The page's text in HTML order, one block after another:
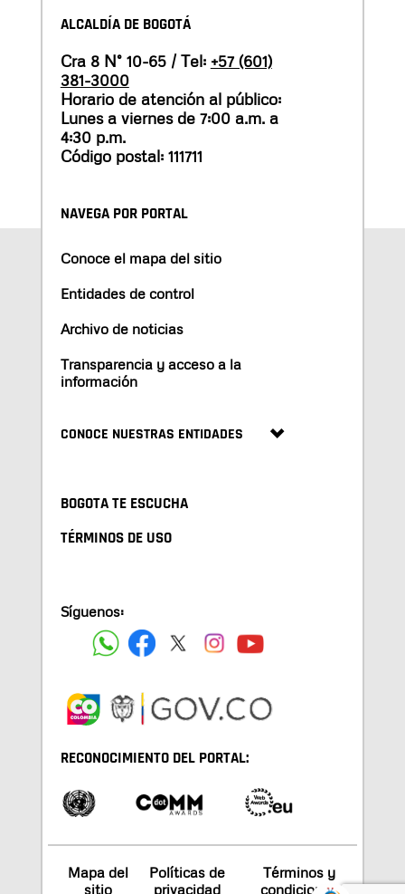
ALCALDÍA DE BOGOTÁ
Cra 8 N° 10-65 / Tel: +57 (601)
381-3000
Horario de atención al público:
Lunes a viernes de 7:00 a.m. a
4:30 p.m.
Código postal: 111711
NAVEGA POR PORTAL
Conoce el mapa del sitio
Entidades de control
Archivo de noticias
Transparencia y acceso a la
información
CONOCE NUESTRAS ENTIDADES
BOGOTA TE ESCUCHA
TÉRMINOS DE USO
Síguenos:
RECONOCIMIENTO DEL PORTAL:
Mapa del
sitio
Políticas de
privacidad
Términos y
condiciones